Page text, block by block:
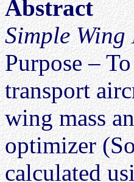
Abstract
Simple
Purpose –
transport
wing mass
optimizer
calculated